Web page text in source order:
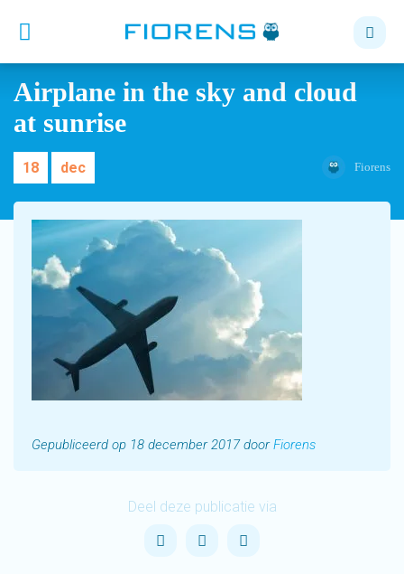
Airplane in the sky and cloud
at sunrise
18 dec Fiorens
Gepubliceerd op 18 december 2017 doorFiorens
Deel deze publicatie via